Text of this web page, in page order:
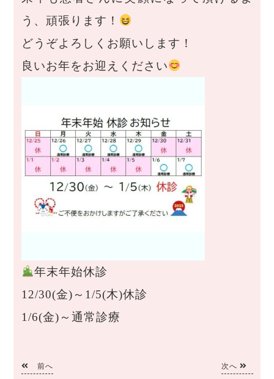
う、頑張ります！
どうぞよろしくお願いします！
良いお年をお迎えください
年末年始休診
12/30(金)～1/5(木)休診
1/6(金)～通常診療
前へ 次へ